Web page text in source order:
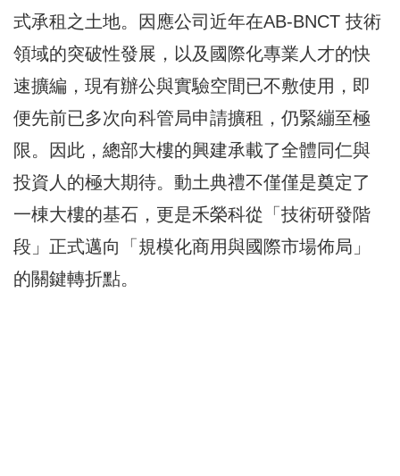
式承租之土地。因應公司近年在AB-BNCT 技術
領域的突破性發展，以及國際化專業人才的快
速擴編，現有辦公與實驗空間已不敷使用，即
便先前已多次向科管局申請擴租，仍緊繃至極
限。因此，總部大樓的興建承載了全體同仁與
投資人的極大期待。動土典禮不僅僅是奠定了
一棟大樓的基石，更是禾榮科從「技術研發階
段」正式邁向「規模化商用與國際市場佈局」
的關鍵轉折點。